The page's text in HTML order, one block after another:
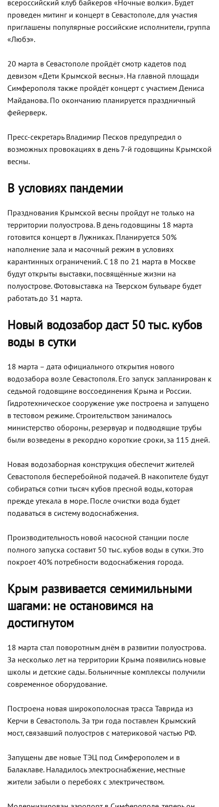
всероссийский клуб байкеров «Ночные волки». Будет
проведен митинг и концерт в Севастополе, для участия
приглашены популярные российские исполнители, группа
«Любэ».
20 марта в Севастополе пройдёт смотр кадетов под
девизом «Дети Крымской весны». На главной площади
Симферополя также пройдёт концерт с участием Дениса
Майданова. По окончанию планируется праздничный
фейерверк.
Пресс-секретарь Владимир Песков предупредил о
возможных провокациях в день 7-й годовщины Крымской
весны.
В условиях пандемии
Празднования Крымской весны пройдут не только на
территории полуострова. В день годовщины 18 марта
готовится концерт в Лужниках. Планируется 50%
наполнение зала и масочный режим в условиях
карантинных ограничений. С 18 по 21 марта в Москве
будут открыты выставки, посвящённые жизни на
полуострове. Фотовыставка на Тверском бульваре будет
работать до 31 марта.
Новый водозабор даст 50 тыс. кубов
воды в сутки
18 марта – дата официального открытия нового
водозабора возле Севастополя. Его запуск запланирован к
седьмой годовщине воссоединения Крыма и России.
Гидротехническое сооружение уже построена и запущено
в тестовом режиме. Строительством занималось
министерство обороны, резервуар и подводящие трубы
были возведены в рекордно короткие сроки, за 115 дней.
Новая водозаборная конструкция обеспечит жителей
Севастополя бесперебойной подачей. В накопителе будут
собираться сотни тысяч кубов пресной воды, которая
прежде утекала в море. После очистки вода будет
подаваться в систему водоснабжения.
Производительность новой насосной станции после
полного запуска составит 50 тыс. кубов воды в сутки. Это
покроет 40% потребности водоснабжения города.
Крым развивается семимильными
шагами: не остановимся на
достигнутом
18 марта стал поворотным днём в развитии полуострова.
За несколько лет на территории Крыма появились новые
школы и детские сады. Больничные комплексы получили
современное оборудование.
Построена новая широкополосная трасса Таврида из
Керчи в Севастополь. За три года поставлен Крымский
мост, связавший полуостров с материковой частью РФ.
Запущены две новые ТЭЦ под Симферополем и в
Балаклаве. Наладилось электроснабжение, местные
жители забыли о перебоях с электричеством.